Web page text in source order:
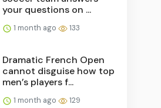
your questions on ...
1 month ago 133
Dramatic French Open
cannot disguise how top
men’s players f...
1 month ago 129